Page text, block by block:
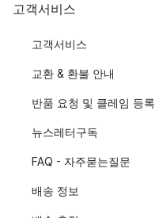
고객서비스
고객서비스
교환 & 환불 안내
반품 요청 및 클레임 등록
뉴스레터구독
FAQ - 자주묻는질문
배송 정보